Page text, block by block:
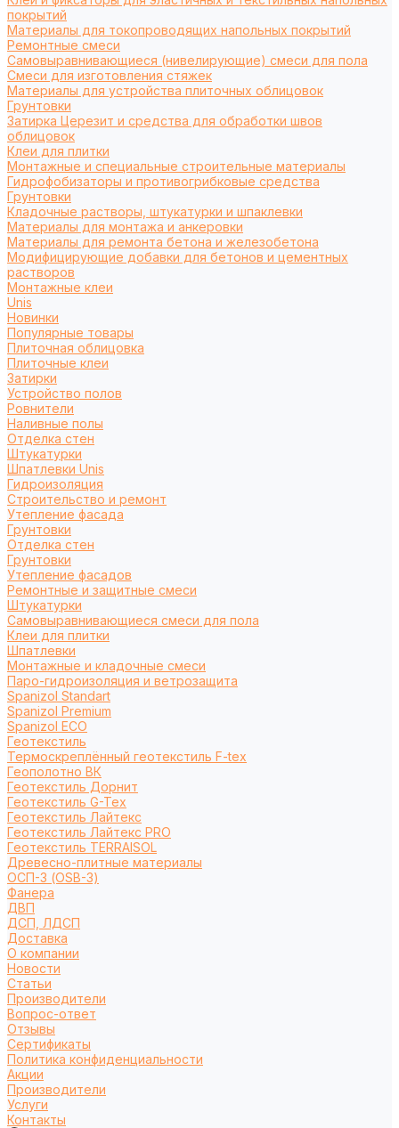
покрытий
Материалы для токопроводящих напольных покрытий
Ремонтные смеси
Самовыравнивающиеся (нивелирующие) смеси для пола
Смеси для изготовления стяжек
Материалы для устройства плиточных облицовок
Грунтовки
Затирка Церезит и средства для обработки швов
облицовок
Клеи для плитки
Монтажные и специальные строительные материалы
Гидрофобизаторы и противогрибковые средства
Грунтовки
Кладочные растворы, штукатурки и шпаклевки
Материалы для монтажа и анкеровки
Материалы для ремонта бетона и железобетона
Модифицирующие добавки для бетонов и цементных
растворов
Монтажные клеи
Unis
Новинки
Популярные товары
Плиточная облицовка
Плиточные клеи
Затирки
Устройство полов
Ровнители
Наливные полы
Отделка стен
Штукатурки
Шпатлевки Unis
Гидроизоляция
Строительство и ремонт
Утепление фасада
Грунтовки
Отделка стен
Грунтовки
Утепление фасадов
Ремонтные и защитные смеси
Штукатурки
Самовыравнивающиеся смеси для пола
Клеи для плитки
Шпатлевки
Монтажные и кладочные смеси
Паро-гидроизоляция и ветрозащита
Spanizol Standart
Spanizol Premium
Spanizol ECO
Геотекстиль
Термоскреплённый геотекстиль F-tex
Геополотно ВК
Геотекстиль Дорнит
Геотекстиль G-Tex
Геотекстиль Лайтекс
Геотекстиль Лайтекс PRO
Геотекстиль TERRAISOL
Древесно-плитные материалы
ОСП-3 (OSB-3)
Фанера
ДВП
ДСП, ЛДСП
Доставка
О компании
Новости
Статьи
Производители
Вопрос-ответ
Отзывы
Сертификаты
Политика конфиденциальности
Акции
Производители
Услуги
Контакты